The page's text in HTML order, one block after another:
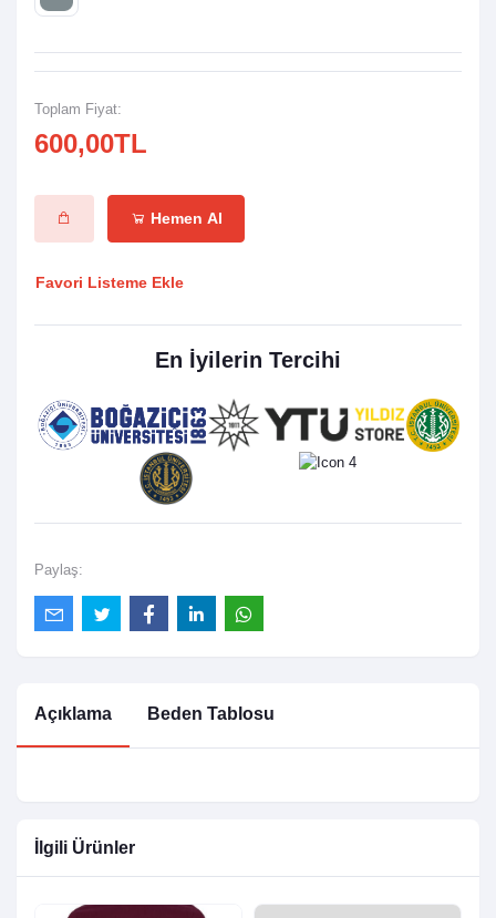
Toplam Fiyat:
600,00TL
Hemen Al
Favori Listeme Ekle
En İyilerin Tercihi
Paylaş:
Açıklama Beden Tablosu
İlgili Ürünler